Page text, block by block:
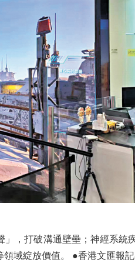
，打破溝通壁壘；神經系統
域綻放價值。 ●香港文匯報